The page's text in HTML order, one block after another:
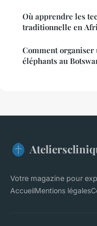
Où apprendre les
traditionnelle en
Comment
éléphants au
Votre magazine pour
AccueilMentions légales